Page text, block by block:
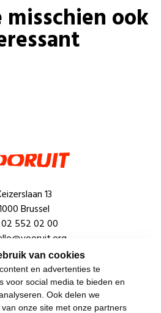
van cookies
en advertenties te
voor social media te bieden en
Ook delen we
onze site met onze partners
ook
13
Brussel
02 552 02 00
Snel
de beweging